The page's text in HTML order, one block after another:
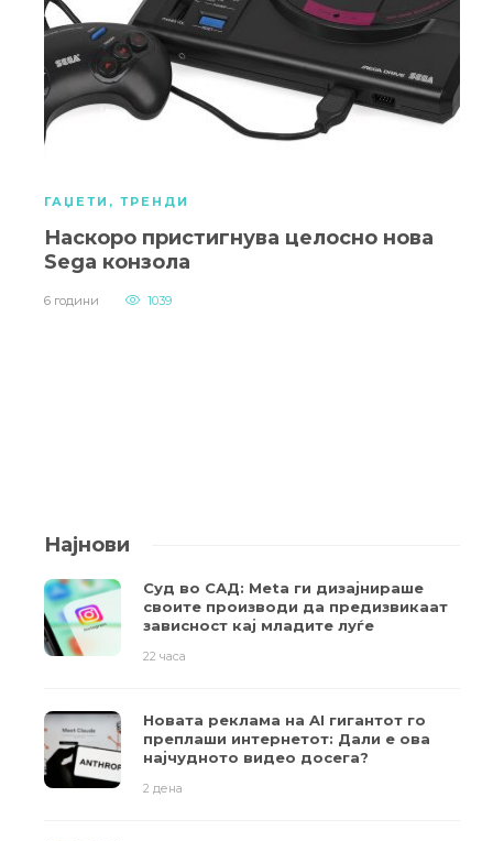
ГАЏЕТИ , ТРЕНДИ
Наскоро пристигнува целосно нова
Sega конзола
6 години 1039
Најнови
Суд во САД: Meta ги дизајнираше
своите производи да предизвикаат
зависност кај младите луѓе
22 часа
Новата реклама на AI гигантот го
преплаши интернетот: Дали е ова
најчудното видео досега?
2 дена